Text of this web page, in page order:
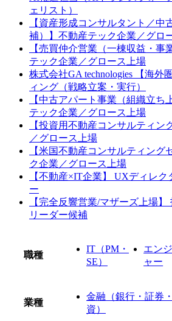
ェリスト）
【資産形成コンサルタント／中
補）】不動産テック企業／グロ
【売買仲介営業（一棟収益・事
テック企業／グロース上場
株式会社GA technologies 【海外
ィング（戦略立案・実行）
【中古アパート事業（組織立ち
テック企業／グロース上場
【投資用不動産コンサルティン
／グロース上場
【米国不動産コンサルティング
ク企業／グロース上場
【不動産×IT企業】 UXディレ
ー
【完全反響営業/マザーズ上場
リーダー候補
職種
IT（PM・
SE）
エン
ャー
業種
金融（銀行・証券
資）